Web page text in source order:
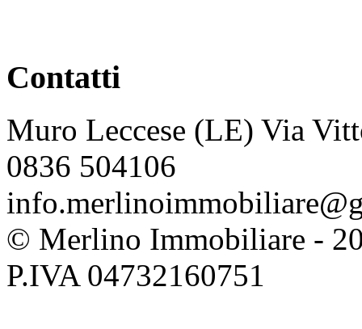
Contatti
Muro Leccese (LE) Via
0836 504106
© Merlino Immobiliare -
P.IVA 04732160751